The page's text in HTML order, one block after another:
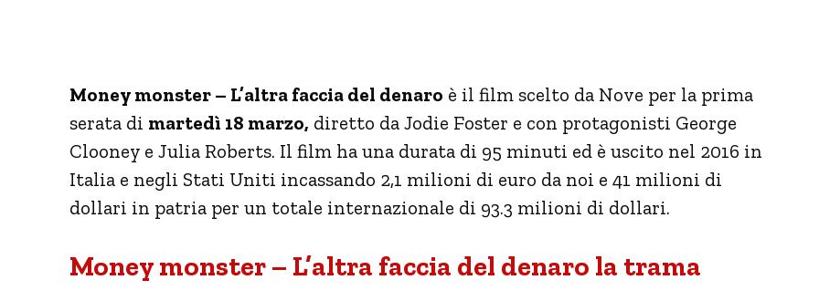
Money monster – L’altra faccia del denaro è il film scelto da Nove per la prima
serata di martedì 18 marzo, diretto da Jodie Foster e con protagonisti George
Clooney e Julia Roberts. Il film ha una durata di 95 minuti ed è uscito nel 2016 in
Italia e negli Stati Uniti incassando 2,1 milioni di euro da noi e 41 milioni di
dollari in patria per un totale internazionale di 93.3 milioni di dollari.
Money monster – L’altra faccia del denaro la trama